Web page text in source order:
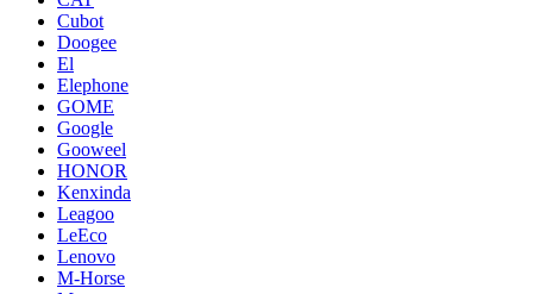
Cubot
Doogee
El
Elephone
GOME
Google
Gooweel
HONOR
Kenxinda
Leagoo
LeEco
Lenovo
M-Horse